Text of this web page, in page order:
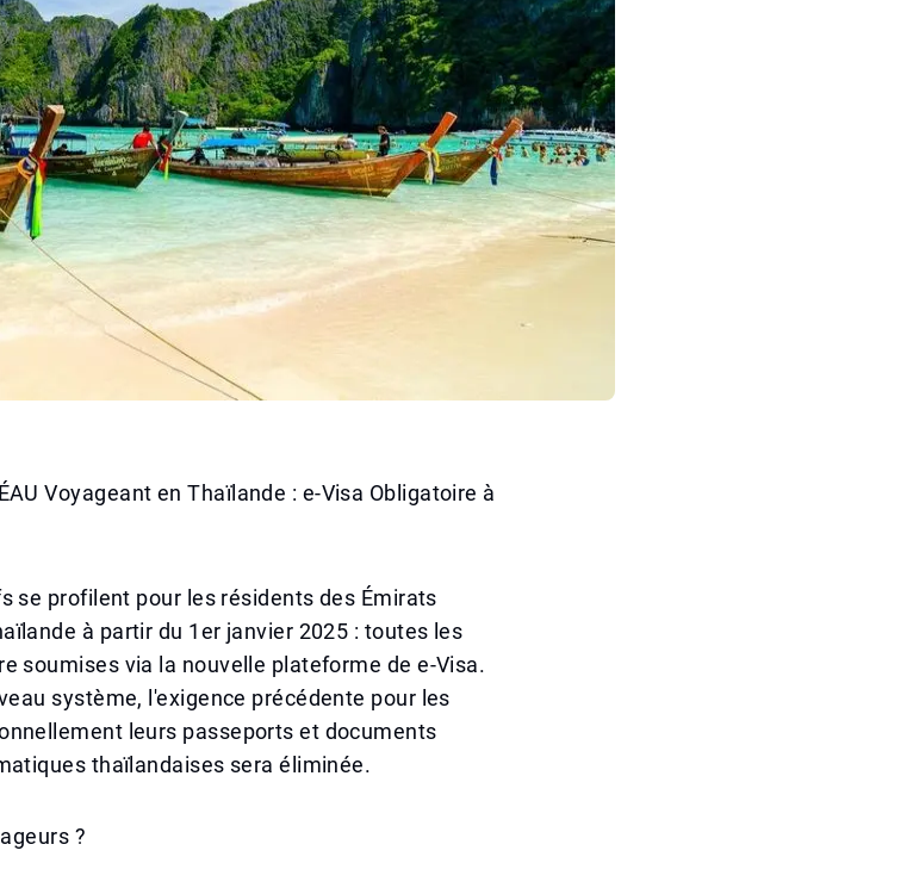
Voyageant en Thaïlande : e-Visa Obligatoire à
se profilent pour les résidents des Émirats
à partir du 1er janvier 2025 : toutes les
soumises via la nouvelle plateforme de e-Visa.
système, l'exigence précédente pour les
leurs passeports et documents
thaïlandaises sera éliminée.
?